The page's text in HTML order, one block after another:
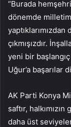
“Burada
dönemde
çıkmışızdır.
yeni bir başlangıç
Uğur’a başarılar
AK Parti Konya
saftır,
daha üst